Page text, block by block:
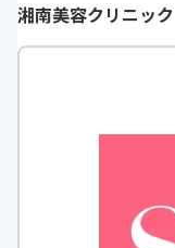
湘南美容クリニック